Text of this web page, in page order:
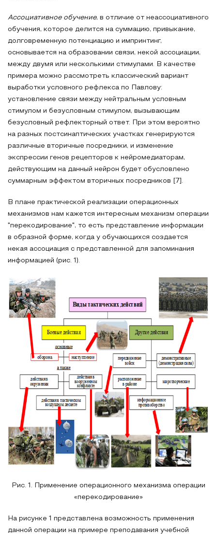
Ассоциативное обучение, в отличие от неассоциативного
обучения, которое делится на суммацию, привыкание,
долговременную потенциацию и импринтинг,
основывается на образовании связи, некой ассоциации,
между двумя или несколькими стимулами. В качестве
примера можно рассмотреть классический вариант
выработки условного рефлекса по Павлову:
установление связи между нейтральным условным
стимулом и безусловным стимулом, вызывающим
безусловный рефлекторный ответ. При этом вероятно
на разных постсинаптических участках генерируются
различные вторичные посредники, и изменение
экспрессии генов рецепторов к нейромедиаторам,
действующим на данный нейрон будет обусловлено
суммарным эффектом вторичных посредников [7].
В плане практической реализации операционных
механизмов нам кажется интересным механизм операции
"перекодирование", то есть представление информации
в образной форме, когда у обучающихся создается
некая ассоциация с представленной для запоминания
информацией (рис. 1).
Рис. 1. Применение операционного механизма операции
«перекодирование»
На рисунке 1 представлена возможность применения
данной операции на примере преподавания учебной